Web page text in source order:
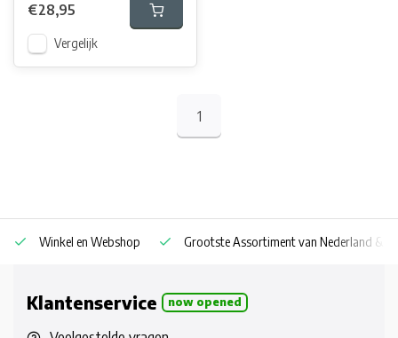
€28,95
Vergelijk
1
Winkel en Webshop Grootste Assortiment van Nederland &
Klantenservice now opened